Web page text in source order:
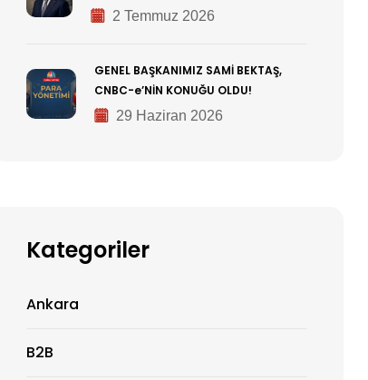
2 Temmuz 2026
GENEL BAŞKANIMIZ SAMİ BEKTAŞ,
CNBC-e’NİN KONUĞU OLDU!
29 Haziran 2026
Kategoriler
Ankara
B2B